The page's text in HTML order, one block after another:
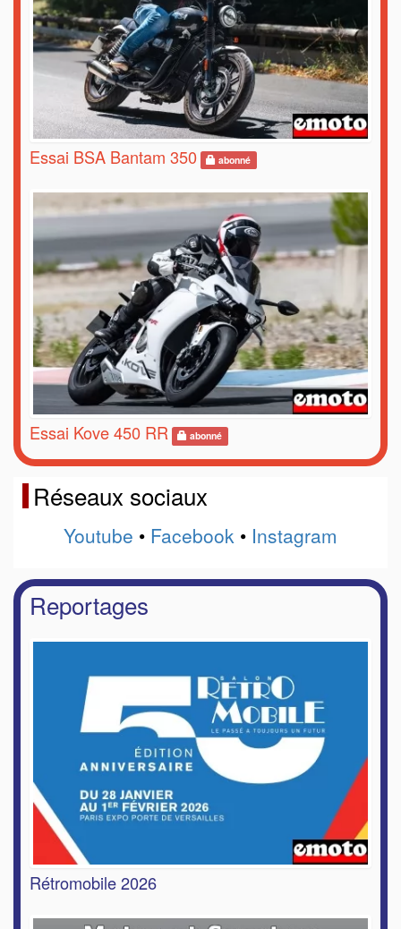
Essai BSA Bantam 350 abonné
Essai Kove 450 RR abonné
Réseaux sociaux
Youtube • Facebook • Instagram
Reportages
Rétromobile 2026